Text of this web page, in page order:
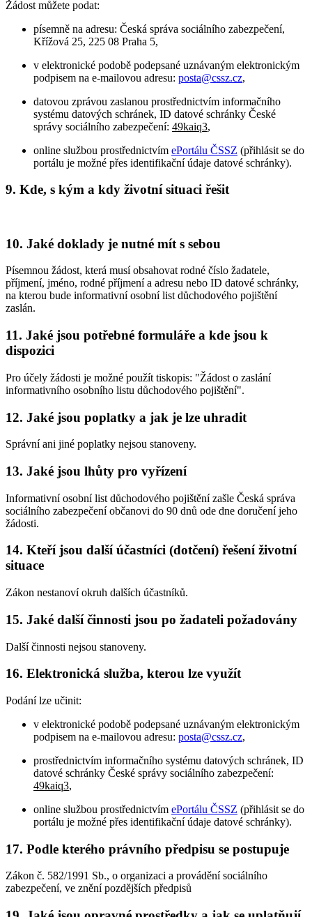
Žádost můžete podat:
písemně na adresu: Česká správa sociálního zabezpečení,
Křížová 25, 225 08 Praha 5,
v elektronické podobě podepsané uznávaným elektronickým
podpisem na e-mailovou adresu: posta@cssz.cz,
datovou zprávou zaslanou prostřednictvím informačního
systému datových schránek, ID datové schránky České
správy sociálního zabezpečení: 49kaiq3,
online službou prostřednictvím ePortálu ČSSZ (přihlásit se do
portálu je možné přes identifikační údaje datové schránky).
9. Kde, s kým a kdy životní situaci řešit
10. Jaké doklady je nutné mít s sebou
Písemnou žádost, která musí obsahovat rodné číslo žadatele,
příjmení, jméno, rodné příjmení a adresu nebo ID datové schránky,
na kterou bude informativní osobní list důchodového pojištění
zaslán.
11. Jaké jsou potřebné formuláře a kde jsou k
dispozici
Pro účely žádosti je možné použít tiskopis: "Žádost o zaslání
informativního osobního listu důchodového pojištění".
12. Jaké jsou poplatky a jak je lze uhradit
Správní ani jiné poplatky nejsou stanoveny.
13. Jaké jsou lhůty pro vyřízení
Informativní osobní list důchodového pojištění zašle Česká správa
sociálního zabezpečení občanovi do 90 dnů ode dne doručení jeho
žádosti.
14. Kteří jsou další účastníci (dotčení) řešení životní
situace
Zákon nestanoví okruh dalších účastníků.
15. Jaké další činnosti jsou po žadateli požadovány
Další činnosti nejsou stanoveny.
16. Elektronická služba, kterou lze využít
Podání lze učinit:
v elektronické podobě podepsané uznávaným elektronickým
podpisem na e-mailovou adresu: posta@cssz.cz,
prostřednictvím informačního systému datových schránek, ID
datové schránky České správy sociálního zabezpečení:
49kaiq3,
online službou prostřednictvím ePortálu ČSSZ (přihlásit se do
portálu je možné přes identifikační údaje datové schránky).
17. Podle kterého právního předpisu se postupuje
Zákon č. 582/1991 Sb., o organizaci a provádění sociálního
zabezpečení, ve znění pozdějších předpisů